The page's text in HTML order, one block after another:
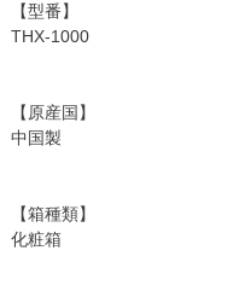
【型番】
THX-1000
【原産国】
中国製
【箱種類】
化粧箱